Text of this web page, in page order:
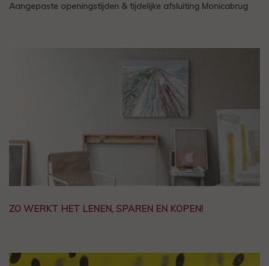
Aangepaste openingstijden & tijdelijke afsluiting Monicabrug
ZO WERKT HET LENEN, SPAREN EN KOPEN!